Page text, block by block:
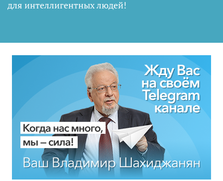
для интеллигентных людей!